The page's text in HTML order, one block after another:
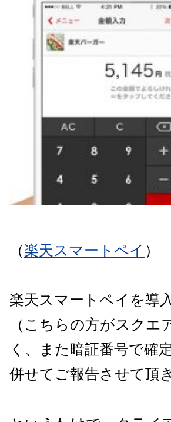
（楽天スマートペイ ）
楽天スマートペイを導
（こちらの方がスク
く、また暗証番号で確
併せてご報告させて頂